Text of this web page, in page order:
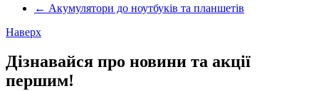
← Акумулятори до ноутбуків та планшетів
Наверх
Дізнавайся про новини та акції
першим!